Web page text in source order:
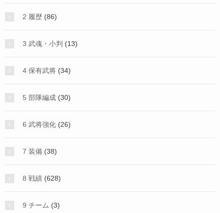
2 履歴 (86)
3 武魂・小判 (13)
4 保有武将 (34)
5 部隊編成 (30)
6 武将強化 (26)
7 装備 (38)
8 戦績 (628)
9 チーム (3)